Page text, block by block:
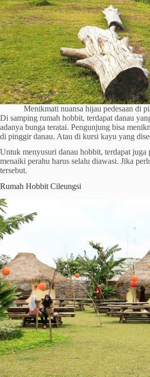
Menikmati nuansa hijau pedesaan di
Di samping rumah hobbit, terdapat danau
adanya bunga teratai. Pengunjung bisa
di pinggir danau. Atau di kursi kayu yang
Untuk menyusuri danau hobbit, terdapat
menaiki perahu harus selalu diawasi. Jika
tersebut.
Rumah Hobbit Cileungsi